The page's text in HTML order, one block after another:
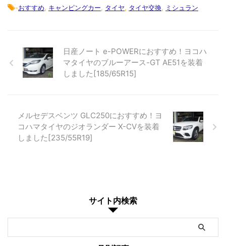
-おすすめ, キャンピングカー, タイヤ, タイヤ交換, ミシュラン
日産ノート e-POWERにおすすめ！ヨコハ
マタイヤのブルーアース-GT AE51を装着
しました[185/65R15]
メルセデスベンツ GLC250におすすめ！ヨ
コハマタイヤのジオランダー X-CVを装着
しました[235/55R19]
サイト内検索